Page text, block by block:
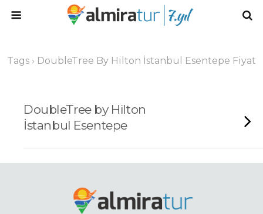
Tags › DoubleTree By Hilton İstanbul Esentepe Fiyat
DoubleTree by Hilton
İstanbul Esentepe